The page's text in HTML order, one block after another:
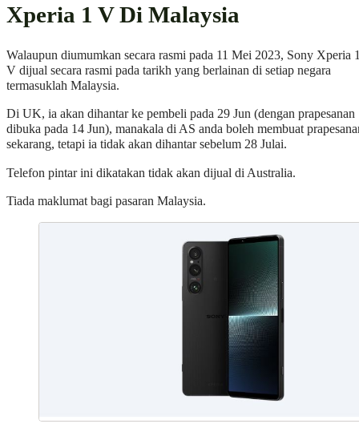
Xperia 1 V Di Malaysia
Walaupun diumumkan secara rasmi pada 11 Mei 2023, Sony Xperia
V dijual secara rasmi pada tarikh yang berlainan di setiap negara
termasuklah Malaysia.
Di UK, ia akan dihantar ke pembeli pada 29 Jun (dengan prapesanan
dibuka pada 14 Jun), manakala di AS anda boleh membuat
sekarang, tetapi ia tidak akan dihantar sebelum 28 Julai.
Telefon pintar ini dikatakan tidak akan dijual di Australia.
Tiada maklumat bagi pasaran Malaysia.